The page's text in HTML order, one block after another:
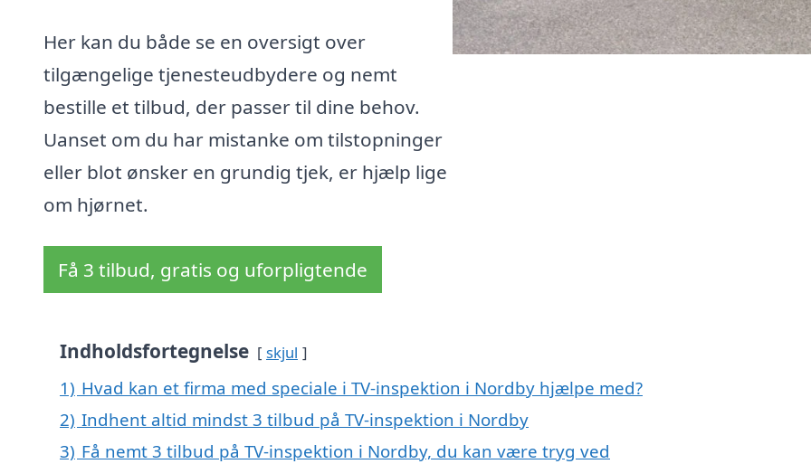
Her kan du både se en oversigt over
tilgængelige tjenesteudbydere og nemt
bestille et tilbud, der passer til dine behov.
Uanset om du har mistanke om tilstopninger
eller blot ønsker en grundig tjek, er hjælp lige
om hjørnet.
Få 3 tilbud, gratis og uforpligtende
Indholdsfortegnelse skjul
1) Hvad kan et firma med speciale i TV-inspektion i Nordby hjælpe med?
2) Indhent altid mindst 3 tilbud på TV-inspektion i Nordby
3) Få nemt 3 tilbud på TV-inspektion i Nordby, du kan være tryg ved